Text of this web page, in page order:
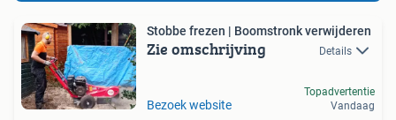
Stobbe frezen | Boomstronk verwijderen
Zie omschrijving Details
Bezoek website
Topadvertentie
Vandaag